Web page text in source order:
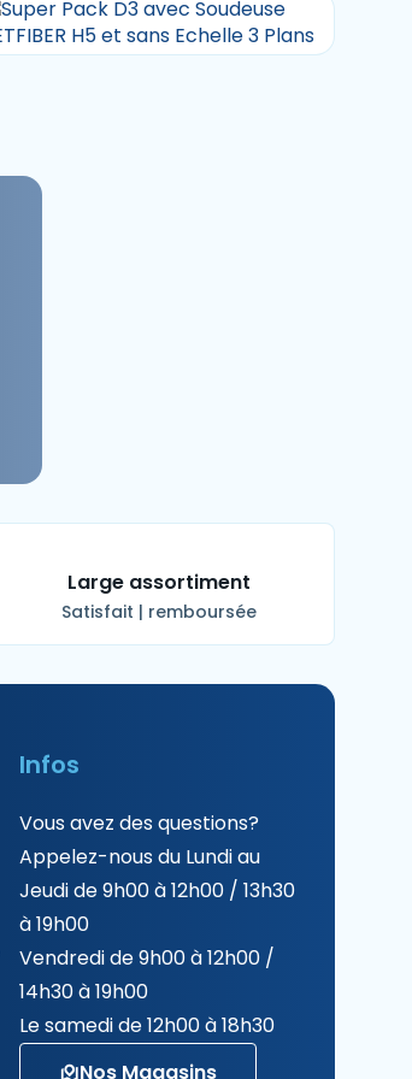
Large assortiment
Satisfait | remboursée
Infos
Vous avez des questions?
Appelez-nous du Lundi au
Jeudi de 9h00 à 12h00 / 13h30
à 19h00
Vendredi de 9h00 à 12h00 /
14h30 à 19h00
Le samedi de 12h00 à 18h30
Nos Magasins